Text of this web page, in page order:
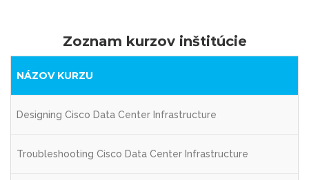
Zoznam kurzov inštitúcie
NÁZOV KURZU
Designing Cisco Data Center Infrastructure
Troubleshooting Cisco Data Center Infrastructure